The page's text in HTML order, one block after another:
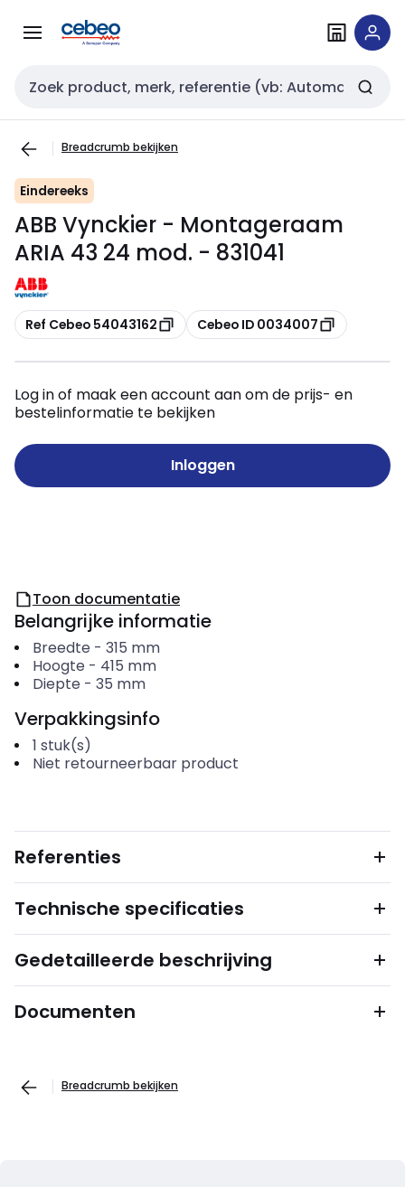
naar
naar
Zoekveld invoer
Breadcrumb bekijken
Eindereeks
ABB Vynckier - Montageraam
ARIA 43 24 mod. - 831041
Kopiëren
Ref Cebeo 54043162 Kopiëren
Cebeo ID 0034007
Log in of maak een account aan om de prijs- en
bestelinformatie te bekijken
Inloggen
Toon documentatie
Belangrijke informatie
Breedte - 315 mm
Hoogte - 415 mm
Diepte - 35 mm
Verpakkingsinfo
1 stuk(s)
Niet retourneerbaar product
Referenties
Technische specificaties
Gedetailleerde beschrijving
Documenten
Breadcrumb bekijken